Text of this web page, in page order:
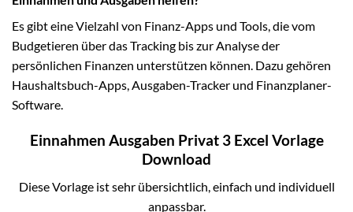
Es gibt eine Vielzahl von Finanz-Apps und Tools, die vom
Budgetieren über das Tracking bis zur Analyse der
persönlichen Finanzen unterstützen können. Dazu gehören
Haushaltsbuch-Apps, Ausgaben-Tracker und Finanzplaner-
Software.
Einnahmen Ausgaben Privat 3 Excel Vorlage
Download
Diese Vorlage ist sehr übersichtlich, einfach und individuell
anpassbar.